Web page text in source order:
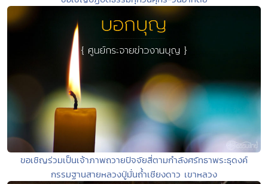
ขอเชิญร่วมเป็นเจ้าภาพถวายปัจจัยสี่ตามกำลังศรัทธาพระธุดงค์
กรรมฐานสายหลวงปู่มั่นถ้ำเชียงดาว เขาหลวง